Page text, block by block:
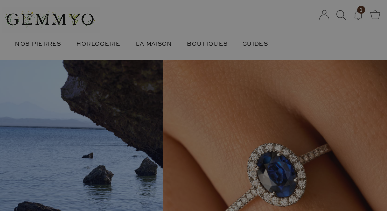
NOS PIERRES HORLOGERIE LA MAISON BOUTIQUES GUIDES
1